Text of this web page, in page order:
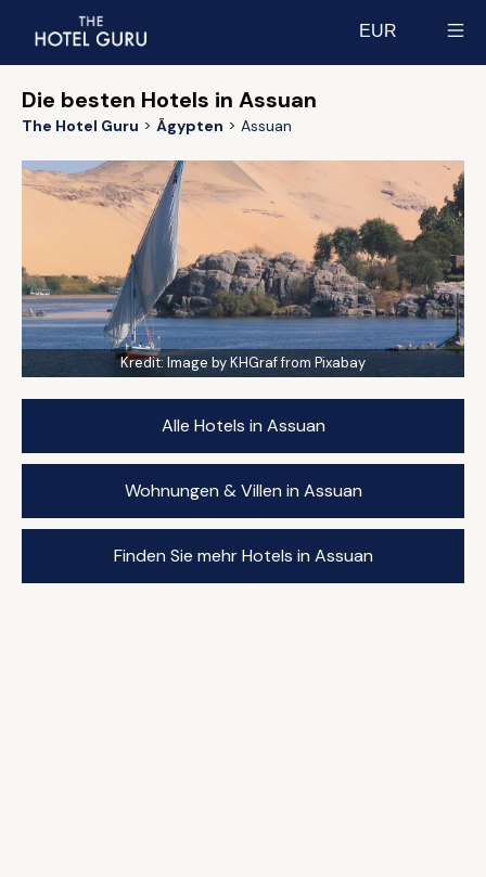
EUR
Die besten Hotels in Assuan
The Hotel Guru Ägypten Assuan
Kredit:Image by KHGraf from Pixabay
Alle Hotels in Assuan
Wohnungen & Villen in Assuan
Finden Sie mehr Hotels in Assuan